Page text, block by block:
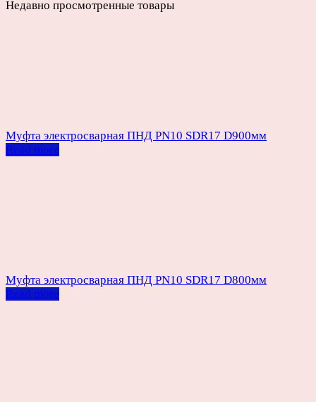
Недавно просмотренные товары
Муфта электросварная ПНД PN10 SDR17 D900мм
Read more
Муфта электросварная ПНД PN10 SDR17 D800мм
Read more